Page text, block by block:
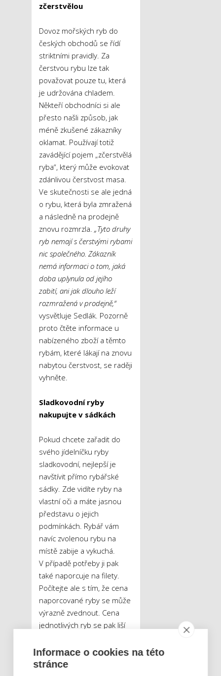
zčerstvělou
Dovoz mořských ryb do
českých obchodů se řídí
striktními pravidly. Za
čerstvou rybu lze tak
považovat pouze tu, která
je udržována chladem.
Někteří obchodníci si ale
přesto našli způsob, jak
méně zkušené zákazníky
oklamat. Používají totiž
zavádějící pojem „zčerstvělá
ryba“, který může evokovat
zdánlivou čerstvost masa.
Ve skutečnosti se ale jedná
o rybu, která byla zmražená
a následně na prodejně
znovu rozmrzla. „Tyto druhy
ryb nemají s čerstvými rybami
nic společného. Zákazník
nemá informaci o tom, jaká
doba uplynula od jejího
zabití, ani jak dlouho leží
rozmražená v prodejně,“
vysvětluje Sedlák. Pozorně
proto čtěte informace u
nabízeného zboží a těmto
rybám, které lákají na znovu
nabytou čerstvost, se raději
vyhněte.
Sladkovodní ryby
nakupujte v sádkách
Pokud chcete zařadit do
svého jídelníčku ryby
sladkovodní, nejlepší je
navštívit přímo rybářské
sádky. Zde vidíte ryby na
vlastní oči a máte jasnou
představu o jejich
podmínkách. Rybář vám
navíc zvolenou rybu na
místě zabije a vykuchá.
V případě potřeby ji pak
také naporcuje na filety.
Počítejte ale s tím, že cena
naporcované ryby se může
výrazně zvednout. Cena
jednotlivých ryb se pak liší
Nejvhodnější je ovšem
kupovat ryby z těch větších.
Informace o cookies na této
stránce